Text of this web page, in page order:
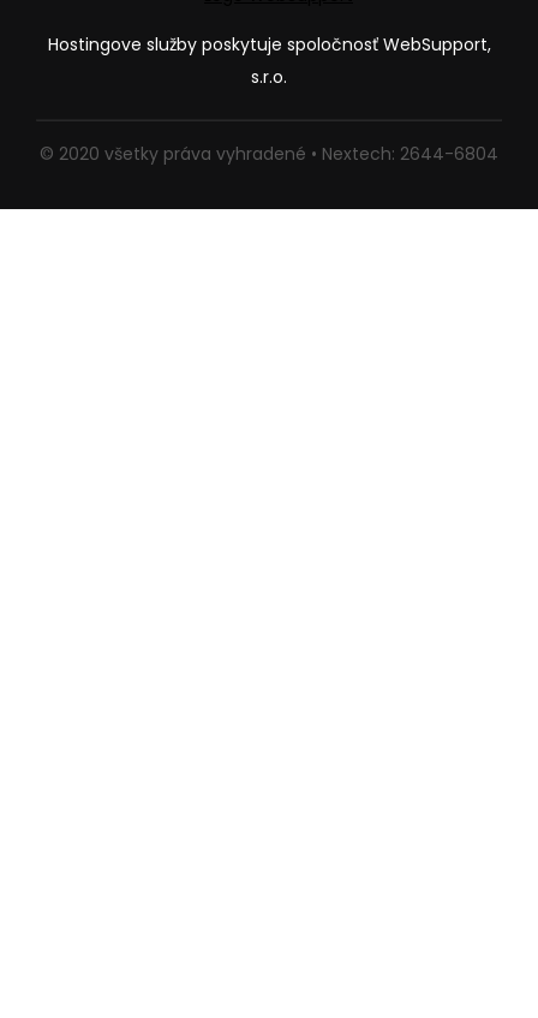
Hostingove služby poskytuje spoločnosť WebSupport,
s.r.o.
© 2020 všetky práva vyhradené • Nextech: 2644-6804